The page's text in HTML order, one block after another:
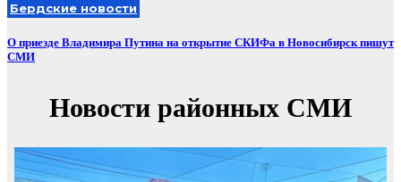
Бердские новости
О приезде Владимира Путина на открытие СКИФа в Новосибирск пишут
СМИ